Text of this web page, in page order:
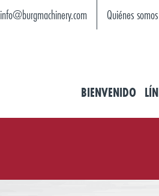
info@burgmachinery.com Quiénes somos
BIENVENIDO